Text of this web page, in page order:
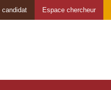
candidat Espace chercheur